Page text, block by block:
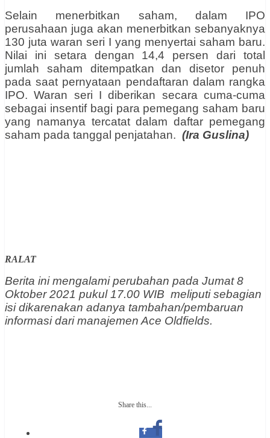
Selain menerbitkan saham, dalam IPO
perusahaan juga akan menerbitkan sebanyaknya
130 juta waran seri I yang menyertai saham baru.
Nilai ini setara dengan 14,4 persen dari total
jumlah saham ditempatkan dan disetor penuh
pada saat pernyataan pendaftaran dalam rangka
IPO. Waran seri I diberikan secara cuma-cuma
sebagai insentif bagi para pemegang saham baru
yang namanya tercatat dalam daftar pemegang
saham pada tanggal penjatahan. (Ira Guslina)
RALAT
Berita ini mengalami perubahan pada Jumat 8
Oktober 2021 pukul 17.00 WIB meliputi sebagian
isi dikarenakan adanya tambahan/pembaruan
informasi dari manajemen Ace Oldfields.
Share this...